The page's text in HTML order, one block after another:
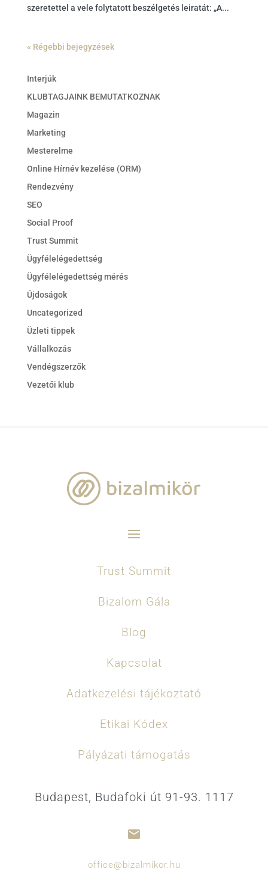
szeretettel a vele folytatott beszélgetés leiratát: „A...
« Régebbi bejegyzések
Interjúk
KLUBTAGJAINK BEMUTATKOZNAK
Magazin
Marketing
Mesterelme
Online Hírnév kezelése (ORM)
Rendezvény
SEO
Social Proof
Trust Summit
Ügyfélelégedettség
Ügyfélelégedettség mérés
Újdoságok
Uncategorized
Üzleti tippek
Vállalkozás
Vendégszerzők
Vezetői klub
Trust Summit
Bizalom Gála
Blog
Kapcsolat
Adatkezelési tájékoztató
Etikai Kódex
Pályázati támogatás
Budapest, Budafoki út 91-93. 1117
office@bizalmikor.hu